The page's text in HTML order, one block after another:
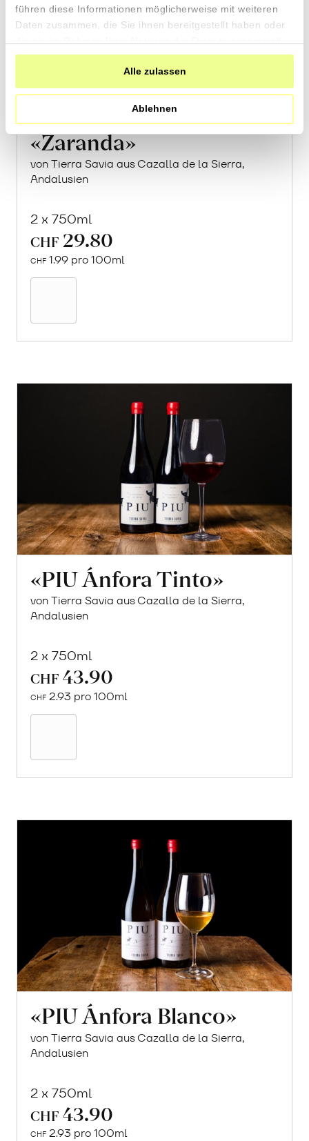
führen diese Informationen möglicherweise mit weiteren
Daten zusammen, die Sie ihnen bereitgestellt haben oder
haben.
Alle zulassen
Ablehnen
«Zaranda»
von Tierra Savia aus Cazalla de la Sierra,
Andalusien
2 x 750ml
CHF 29.80
CHF 1.99 pro 100ml
«PIU Ánfora Tinto»
von Tierra Savia aus Cazalla de la Sierra,
Andalusien
2 x 750ml
CHF 43.90
CHF 2.93 pro 100ml
«PIU Ánfora Blanco»
von Tierra Savia aus Cazalla de la Sierra,
Andalusien
2 x 750ml
CHF 43.90
CHF 2.93 pro 100ml